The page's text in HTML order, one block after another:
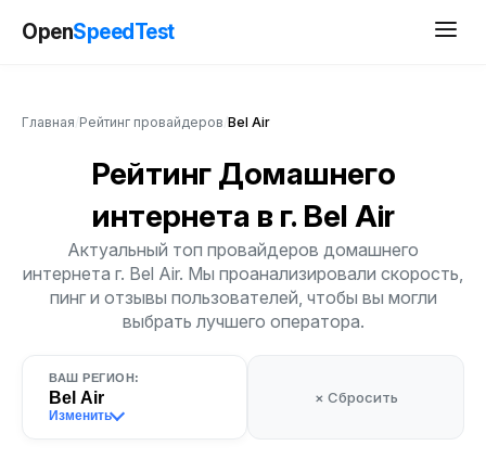
OpenSpeedTest
Главная Рейтинг провайдеров Bel Air
Рейтинг Домашнего
интернета в г. Bel Air
Актуальный топ провайдеров домашнего
интернета г. Bel Air. Мы проанализировали скорость,
пинг и отзывы пользователей, чтобы вы могли
выбрать лучшего оператора.
ВАШ РЕГИОН:
Bel Air
Изменить
× Сбросить